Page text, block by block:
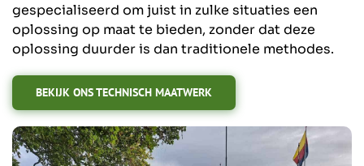
gespecialiseerd om juist in zulke situaties een
oplossing op maat te bieden, zonder dat deze
oplossing duurder is dan traditionele methodes.
BEKIJK ONS TECHNISCH MAATWERK